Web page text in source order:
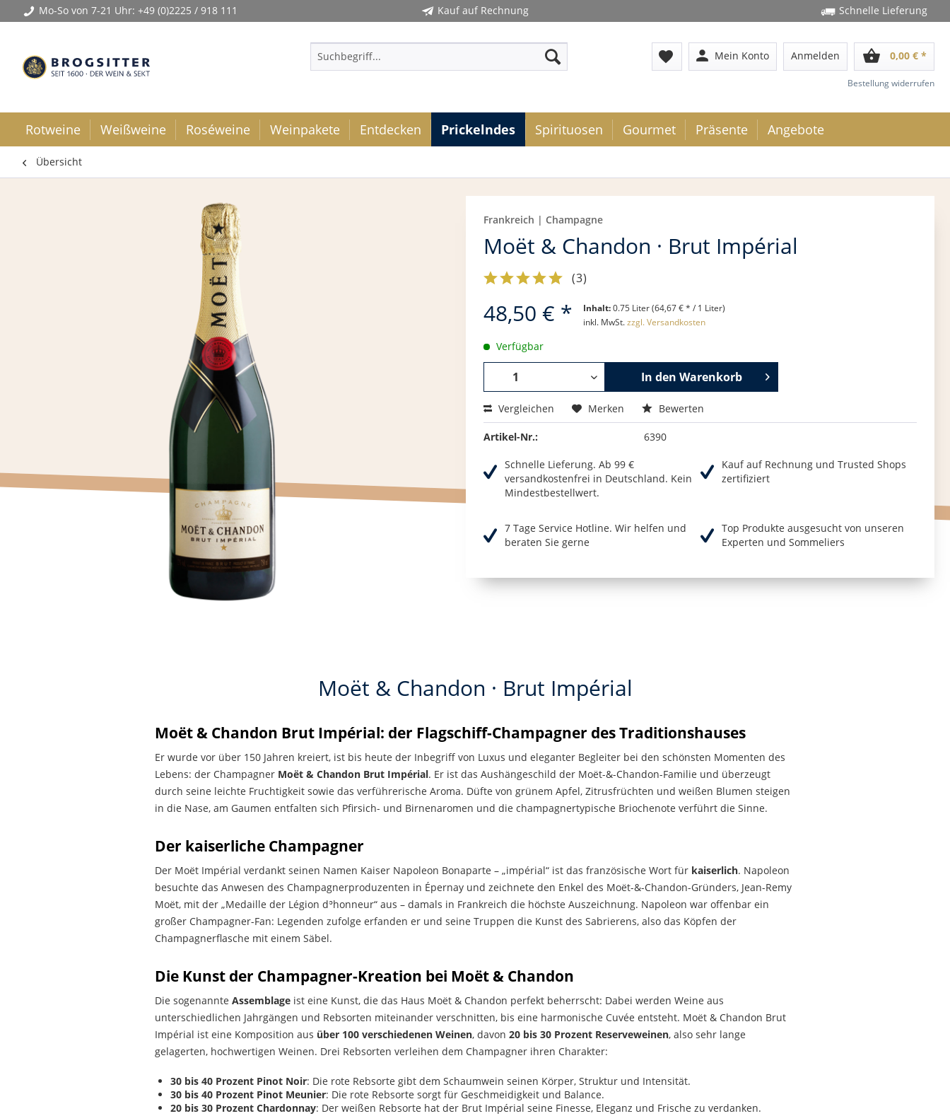
Mo-So von 7-21 Uhr: +49 (0)2225 / 918 111 Kauf auf Rechnung Schnelle Lieferung
favorite person Mein Konto Anmelden shopping_basket 0,00 € *
Bestellung widerrufen
Rotweine Weißweine Roséweine Weinpakete Entdecken Prickelndes Spirituosen Gourmet Präsente Angebote
Übersicht
Frankreich | Champagne
Moët & Chandon · Brut Impérial
(3)
48,50 € * Inhalt:0.75 Liter (64,67 € * / 1 Liter)
inkl. MwSt.zzgl. Versandkosten
Verfügbar
In den Warenkorb
Vergleichen Merken Bewerten
Artikel-Nr.: 6390
Schnelle Lieferung. Ab 99 €
versandkostenfrei in Deutschland. Kein
Mindestbestellwert.
Kauf auf Rechnung und Trusted Shops
zertifiziert
7 Tage Service Hotline. Wir helfen und
beraten Sie gerne
Top Produkte ausgesucht von unseren
Experten und Sommeliers
Moët & Chandon · Brut Impérial
Moët & Chandon Brut Impérial: der Flagschiff-Champagner des Traditionshauses
Er wurde vor über 150 Jahren kreiert, ist bis heute der Inbegriff von Luxus und eleganter Begleiter bei den schönsten Momenten des
Lebens: der Champagner Moët & Chandon Brut Impérial. Er ist das Aushängeschild der Moët-&-Chandon-Familie und überzeugt
durch seine leichte Fruchtigkeit sowie das verführerische Aroma. Düfte von grünem Apfel, Zitrusfrüchten und weißen Blumen steigen
in die Nase, am Gaumen entfalten sich Pfirsich- und Birnenaromen und die champagnertypische Briochenote verführt die Sinne.
Der kaiserliche Champagner
Der Moët Impérial verdankt seinen Namen Kaiser Napoleon Bonaparte – „impérial“ ist das französische Wort für kaiserlich. Napoleon
besuchte das Anwesen des Champagnerproduzenten in Épernay und zeichnete den Enkel des Moët-&-Chandon-Gründers, Jean-Remy
Moët, mit der „Medaille der Légion dʾhonneur“ aus – damals in Frankreich die höchste Auszeichnung. Napoleon war offenbar ein
großer Champagner-Fan: Legenden zufolge erfanden er und seine Truppen die Kunst des Sabrierens, also das Köpfen der
Champagnerflasche mit einem Säbel.
Die Kunst der Champagner-Kreation bei Moët & Chandon
Die sogenannte Assemblageist eine Kunst, die das Haus Moët & Chandon perfekt beherrscht: Dabei werden Weine aus
unterschiedlichen Jahrgängen und Rebsorten miteinander verschnitten, bis eine harmonische Cuvée entsteht. Moët & Chandon Brut
Impérial ist eine Komposition aus über 100 verschiedenen Weinen, davon 20 bis 30 Prozent Reserveweinen, also sehr lange
gelagerten, hochwertigen Weinen. Drei Rebsorten verleihen dem Champagner ihren Charakter:
30 bis 40 Prozent Pinot Noir: Die rote Rebsorte gibt dem Schaumwein seinen Körper, Struktur und Intensität.
30 bis 40 Prozent Pinot Meunier: Die rote Rebsorte sorgt für Geschmeidigkeit und Balance.
20 bis 30 Prozent Chardonnay: Der weißen Rebsorte hat der Brut Impérial seine Finesse, Eleganz und Frische zu verdanken.